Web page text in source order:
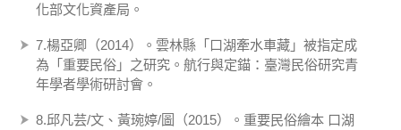
化部文化資產局。
7.楊亞卿（2014）。雲林縣「口湖牽水車藏」被指定成
為「重要民俗」之研究。航行與定錨：臺灣民俗研究青
年學者學術研討會。
8.邱凡芸/文、黃琬婷/圖（2015）。重要民俗繪本 口湖